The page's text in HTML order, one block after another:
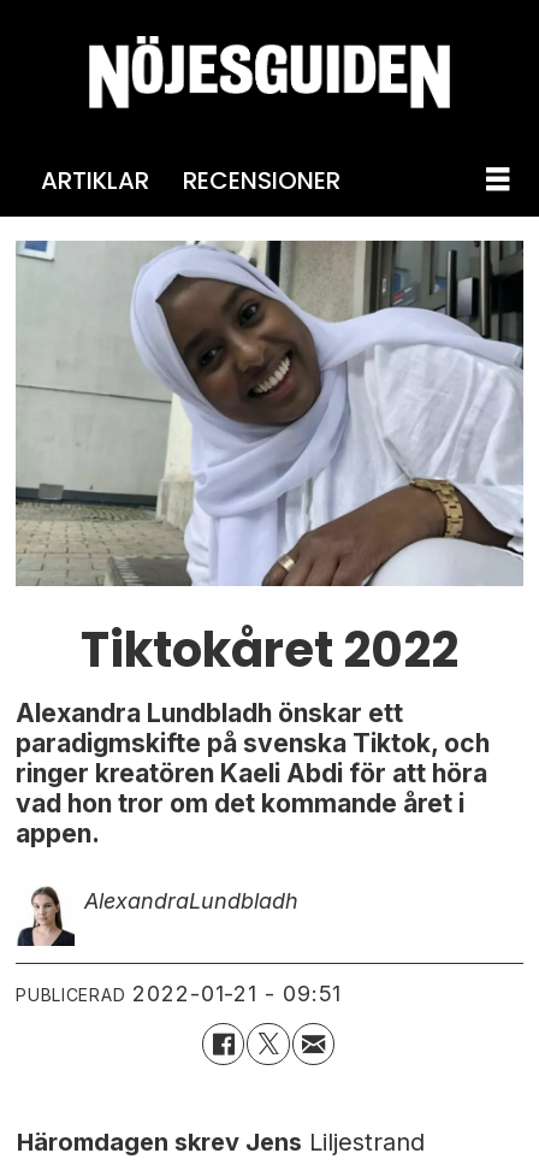
ARTIKLAR RECENSIONER
Tiktokåret 2022
Alexandra Lundbladh önskar ett
paradigmskifte på svenska Tiktok, och
ringer kreatören Kaeli Abdi för att höra
vad hon tror om det kommande året i
appen.
AlexandraLundbladh
PUBLICERAD 2022-01-21 - 09:51
Häromdagen skrev Jens Liljestrand